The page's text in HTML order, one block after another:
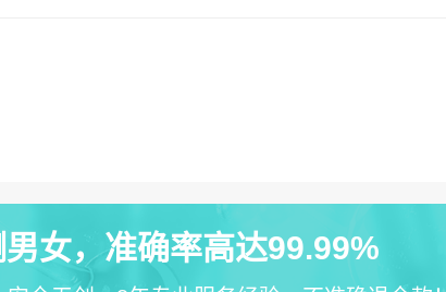
女，准确率高达99.99%